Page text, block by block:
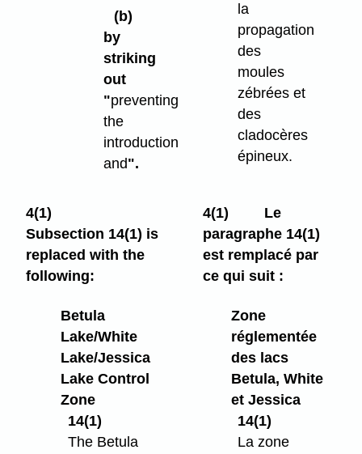
(b)
by
striking
out
"preventing
the
introduction
and".
la
propagation
des
moules
zébrées et
des
cladocères
épineux.
4(1)
Subsection 14(1) is
replaced with the
following:
4(1)
Le
paragraphe 14(1)
est remplacé par
ce qui suit :
Betula
Lake/White
Lake/Jessica
Lake Control
Zone
14(1)
The Betula
Zone
réglementée
des lacs
Betula, White
et Jessica
14(1)
La zone